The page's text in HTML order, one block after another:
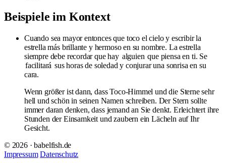
Beispiele im Kontext
Cuando sea mayor entonces que toco el cielo y escribir la
estrella más brillante y hermoso en su nombre. La estrella
siempre debe recordar que hay alguien que piensa en ti. Se
facilitará sus horas de soledad y conjurar una sonrisa en su
cara.
Wenn größer ist dann, dass Toco-Himmel und die Sterne sehr
hell und schön in seinen Namen schreiben. Der Stern sollte
immer daran denken, dass jemand an Sie denkt. Erleichtert ihre
Stunden der Einsamkeit und zaubern ein Lächeln auf Ihr
Gesicht.
© 2026 · babelfish.de
Impressum Datenschutz